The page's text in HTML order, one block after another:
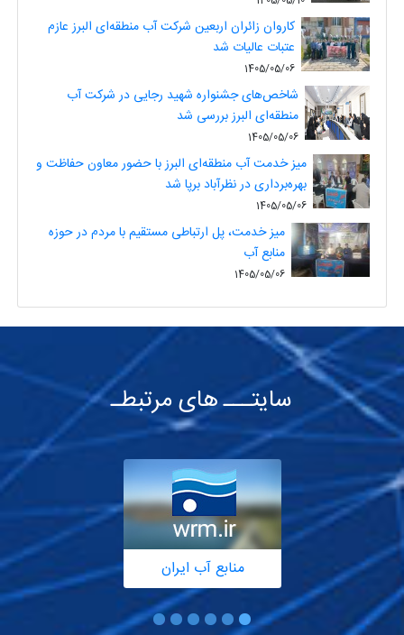
کاروان زائران اربعین شرکت آب منطقه‌ای البرز عازم
عتبات عالیات شد
1405/05/06
شاخص‌های جشنواره شهید رجایی در شرکت آب
منطقه‌ای البرز بررسی شد
1405/05/06
میز خدمت آب منطقه‌ای البرز با حضور معاون حفاظت و
بهره‌برداری در نظرآباد برپا شد
1405/05/06
میز خدمت، پل ارتباطی مستقیم با مردم در حوزه
منابع آب
1405/05/06
سایتـــ های مرتبطـ
منابع آب ایران